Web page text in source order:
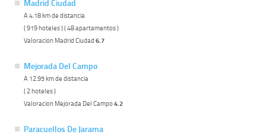
Madrid Ciudad
A 4.18 km de distancia
( 919 hoteles ) ( 48 apartamentos )
Valoracion Madrid Ciudad 6.7
Mejorada Del Campo
A 12.95 km de distancia
( 2 hoteles )
Valoracion Mejorada Del Campo4.2
Paracuellos De Jarama